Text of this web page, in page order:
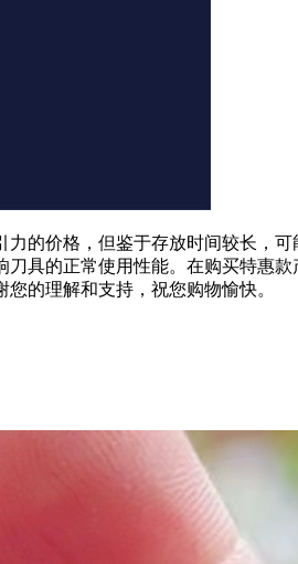
的价格，但鉴于存放时间较长，
具的正常使用性能。在购买特惠
的理解和支持，祝您购物愉快。